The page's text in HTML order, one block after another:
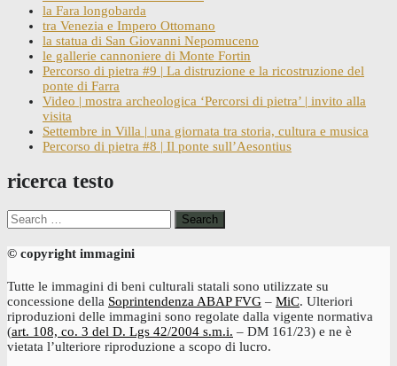
la Fara longobarda
tra Venezia e Impero Ottomano
la statua di San Giovanni Nepomuceno
le gallerie cannoniere di Monte Fortin
Percorso di pietra #9 | La distruzione e la ricostruzione del
ponte di Farra
Video | mostra archeologica ‘Percorsi di pietra’ | invito alla
visita
Settembre in Villa | una giornata tra storia, cultura e musica
Percorso di pietra #8 | Il ponte sull’Aesontius
ricerca testo
Search
for:
© copyright immagini
Tutte le immagini di beni culturali statali sono utilizzate su
concessione della Soprintendenza ABAP FVG – MiC. Ulteriori
riproduzioni delle immagini sono regolate dalla vigente normativa
(art. 108, co. 3 del D. Lgs 42/2004 s.m.i. – DM 161/23) e ne è
vietata l’ulteriore riproduzione a scopo di lucro.